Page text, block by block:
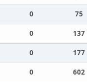
0
75
0
137
0
177
0
602